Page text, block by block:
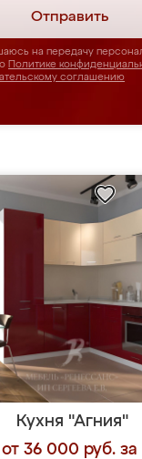
Отправить
на передачу
Политике
соглашению
Кухня "Агния"
36 000 руб. за